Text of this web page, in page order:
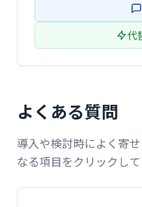
代
よくある質問
導入や検討時によく寄
なる項目をクリックして